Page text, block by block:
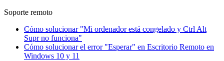
Soporte remoto
Cómo solucionar "Mi ordenador está congelado y Ctrl Alt
Supr no funciona"
Cómo solucionar el error "Esperar" en Escritorio Remoto en
Windows 10 y 11